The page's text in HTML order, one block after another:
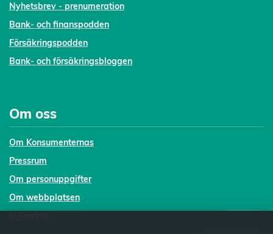
Nyhetsbrev - prenumeration
Bank- och finanspodden
Försäkringspodden
Bank- och försäkringsbloggen
Om oss
Om Konsumenternas
Pressrum
Om personuppgifter
Om webbplatsen